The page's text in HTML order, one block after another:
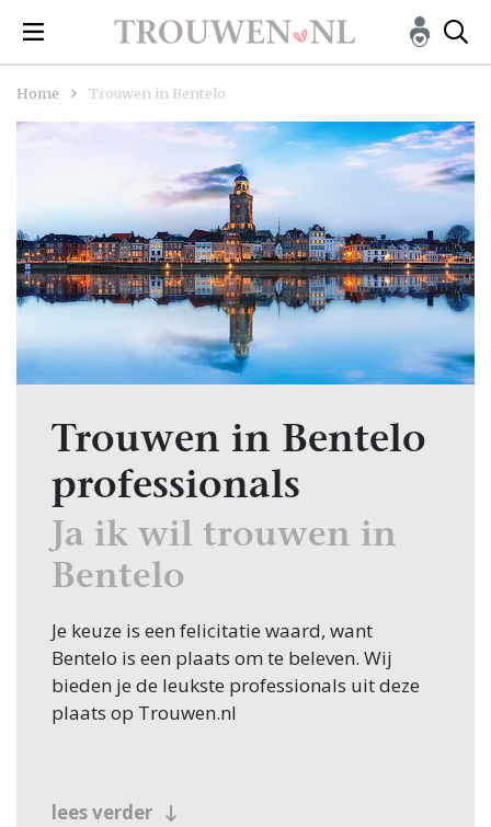
Home Trouwen in Bentelo
Trouwen in Bentelo
professionals
Ja ik wil trouwen in
Bentelo
Je keuze is een felicitatie waard, want
Bentelo is een plaats om te beleven. Wij
bieden je de leukste professionals uit deze
plaats op Trouwen.nl
lees verder